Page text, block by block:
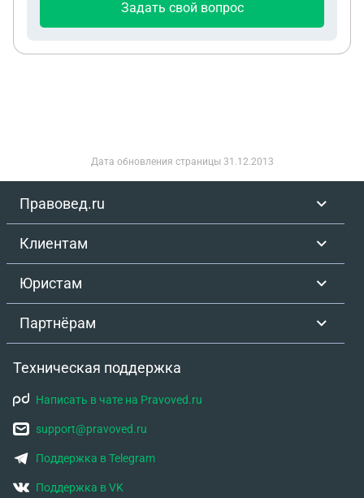
Задать свой вопрос
Дата обновления страницы 31.12.2013
Правовед.ru
Клиентам
Юристам
Партнёрам
Техническая поддержка
Написать в чате на Pravoved.ru
support@pravoved.ru
Поддержка в Telegram
Поддержка в VK